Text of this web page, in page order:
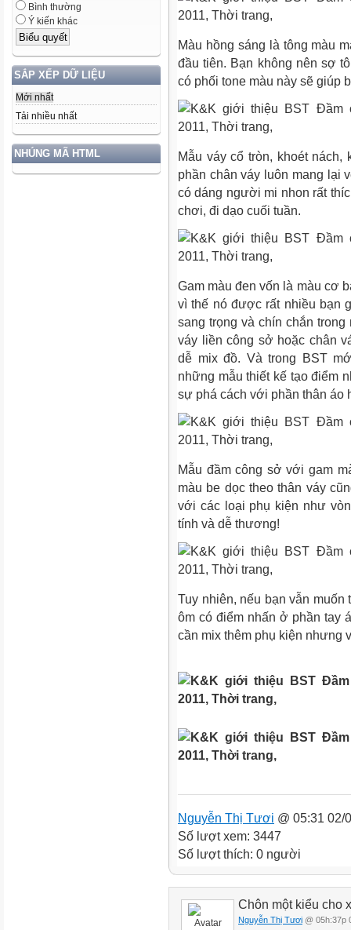
Bình thường
Ý kiến khác
SẮP XẾP DỮ LIỆU
Mới nhất
Tải nhiều nhất
NHÚNG MÃ HTML
Màu hồng sáng là tông màu
đầu tiên. Bạn không nên sợ
có phối tone màu này sẽ giúp
Mẫu váy cổ tròn, khoét
phần chân váy luôn mang lại
có dáng người mi nhon rất
chơi, đi dạo cuối tuần.
Gam màu đen vốn là màu cơ
vì thế nó được rất nhiều bạn
sang trọng và chín chắn
váy liền công sở hoặc chân
dễ mix đồ. Và trong BST
những mẫu thiết kế tạo điểm
sự phá cách với phần thân áo
Mẫu đầm công sở với gam
màu be dọc theo thân váy
với các loại phụ kiện như
tính và dễ thương!
Tuy nhiên, nếu bạn vẫn
ôm có điểm nhấn ở phần tay
cần mix thêm phụ kiện nhưng
Nguyễn Thị Tươi @ 05:31 02/
Số lượt xem: 3447
Số lượt thích: 0 người
Chôn một kiểu cho
Nguyễn Thị Tươi @ 05h:37p